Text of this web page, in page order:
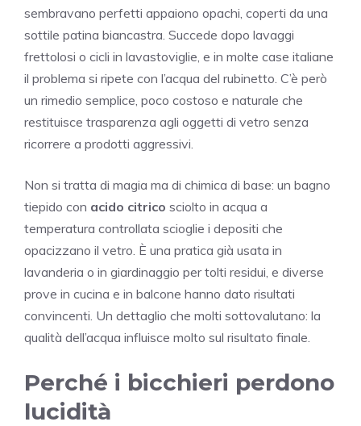
sembravano perfetti appaiono opachi, coperti da una
sottile patina biancastra. Succede dopo lavaggi
frettolosi o cicli in lavastoviglie, e in molte case italiane
il problema si ripete con l’acqua del rubinetto. C’è però
un rimedio semplice, poco costoso e naturale che
restituisce trasparenza agli oggetti di vetro senza
ricorrere a prodotti aggressivi.
Non si tratta di magia ma di chimica di base: un bagno
tiepido con acido citrico sciolto in acqua a
temperatura controllata scioglie i depositi che
opacizzano il vetro. È una pratica già usata in
lavanderia o in giardinaggio per tolti residui, e diverse
prove in cucina e in balcone hanno dato risultati
convincenti. Un dettaglio che molti sottovalutano: la
qualità dell’acqua influisce molto sul risultato finale.
Perché i bicchieri perdono
lucidità